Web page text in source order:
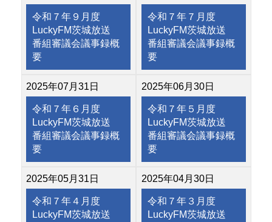
令和７年９月度
LuckyFM茨城放送
番組審議会議事録概
要
令和７年７月度
LuckyFM茨城放送
番組審議会議事録概
要
2025年07月31日
令和７年６月度
LuckyFM茨城放送
番組審議会議事録概
要
2025年06月30日
令和７年５月度
LuckyFM茨城放送
番組審議会議事録概
要
2025年05月31日
令和７年４月度
LuckyFM茨城放送
2025年04月30日
令和７年３月度
LuckyFM茨城放送